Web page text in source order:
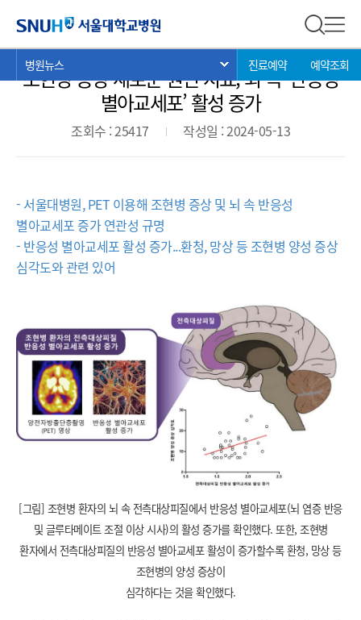
전체 검
현
재
병원뉴스 서브 메뉴 목록 열기
진료예약 예약조회
병원뉴스
조현병 증상 새로운 원인 지표, 뇌 속 ‘반응성
별아교세포’ 활성 증가
조회수 : 25417 작성일 : 2024-05-13
- 서울대병원, PET 이용해 조현병 증상 및 뇌 속 반응성
별아교세포 증가 연관성 규명
- 반응성 별아교세포 활성 증가...환청, 망상 등 조현병 양성 증상
심각도와 관련 있어
[그림] 조현병 환자의 뇌 속 전측대상피질에서 반응성 별아교세포(뇌 염증 반응
및 글루타메이트 조절 이상 시사)의 활성 증가를 확인했다. 또한, 조현병
환자에서 전측대상피질의 반응성 별아교세포 활성이 증가할수록 환청, 망상 등
조현병의 양성 증상이
심각하다는 것을 확인했다.